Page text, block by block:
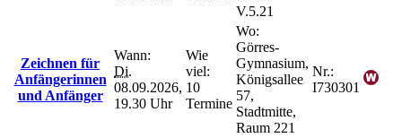
V.5.21
Zeichnen für
Anfängerinnen
und Anfänger
Wann:
Di.
08.09.2026,
19.30 Uhr
Wie
viel:
10
Termine
Wo:
Görres-
Gymnasium,
Königsallee
57,
Stadtmitte,
Raum 221
Nr.:
I730301